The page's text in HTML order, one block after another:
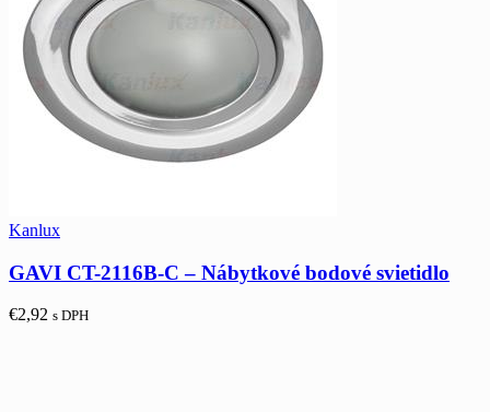
Kanlux
GAVI CT-2116B-C – Nábytkové bodové svietidlo
€2,92 s DPH